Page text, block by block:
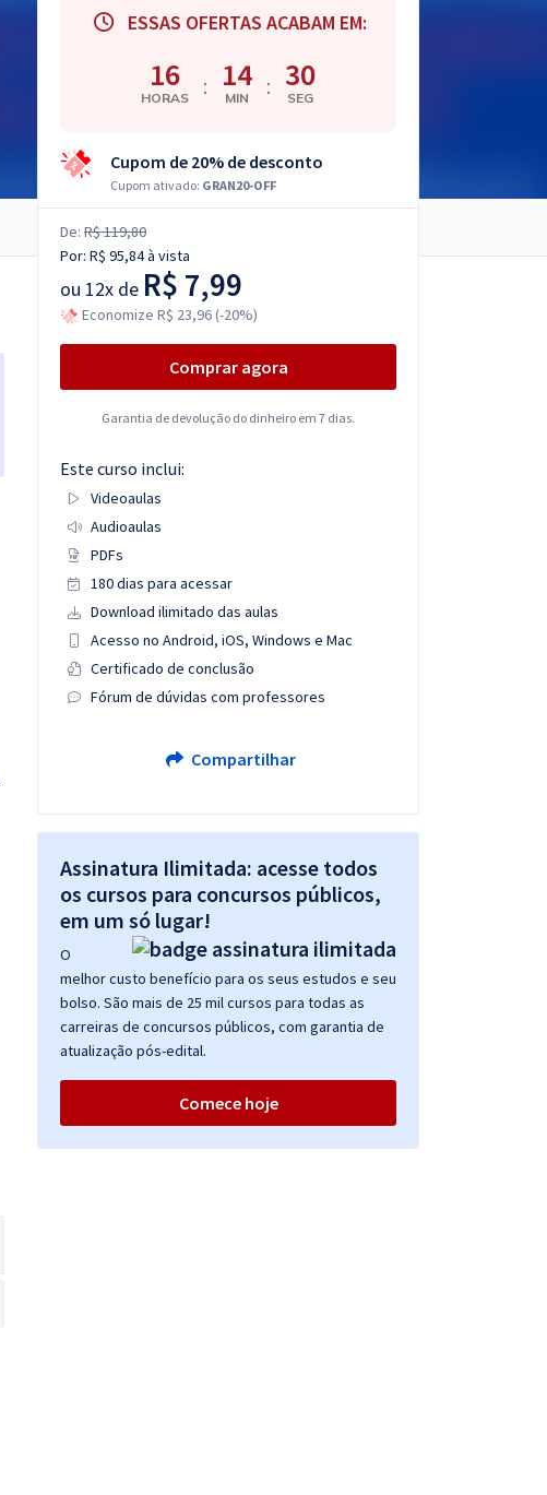
ESSAS OFERTAS ACABAM EM:
16
HORAS : 14
MIN : 29
SEG
Cupom de 20% de desconto
Cupom ativado: GRAN20-OFF
De: R$ 119,80
Por: R$ 95,84à vista
ou 12x de R$ 7,99
Economize R$ 23,96 (-20%)
Comprar agora
Garantia de devolução do dinheiro em 7 dias.
Este curso inclui:
Videoaulas
Audioaulas
PDFs
180 dias para acessar
Download ilimitado das aulas
Acesso no Android, iOS, Windows e Mac
Certificado de conclusão
Fórum de dúvidas com professores
Compartilhar
Assinatura Ilimitada: acesse todos
os cursos para concursos públicos,
em um só lugar!
O
melhor custo benefício para os seus estudos e seu
bolso. São mais de 25 mil cursos para todas as
carreiras de concursos públicos, com garantia de
atualização pós-edital.
Comece hoje